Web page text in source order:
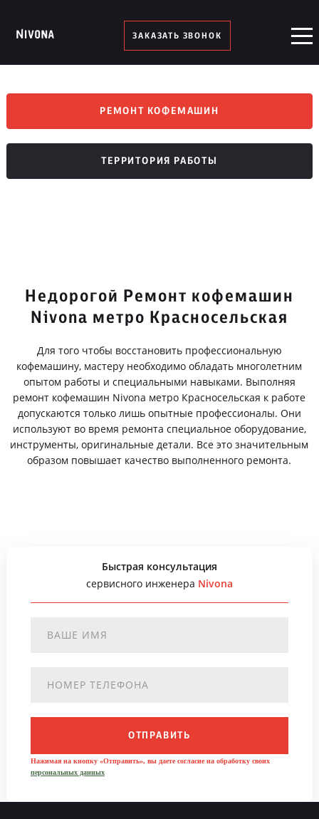
ЗАКАЗАТЬ ЗВОНОК
РЕМОНТ КОФЕМАШИН
ТЕРРИТОРИЯ РАБОТЫ
Недорогой Ремонт кофемашин
Nivona метро Красносельская
Для того чтобы восстановить профессиональную
кофемашину, мастеру необходимо обладать многолетним
опытом работы и специальными навыками. Выполняя
ремонт кофемашин Nivona метро Красносельская к работе
допускаются только лишь опытные профессионалы. Они
используют во время ремонта специальное оборудование,
инструменты, оригинальные детали. Все это значительным
образом повышает качество выполненного ремонта.
Быстрая консультация
сервисного инженера Nivona
ОТПРАВИТЬ
Нажимая на кнопку «Отправить», вы даете согласие на обработку своих
персональных данных